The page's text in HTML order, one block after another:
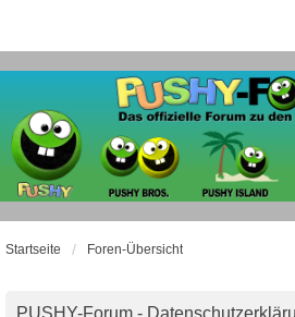
Startseite Foren-Übersicht
PUSHY-Forum -